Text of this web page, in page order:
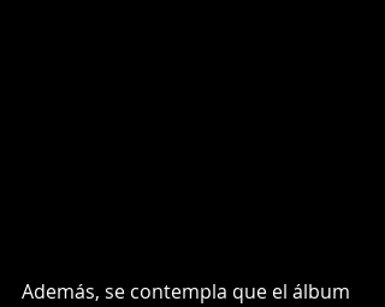
Además, se contempla que el álbum